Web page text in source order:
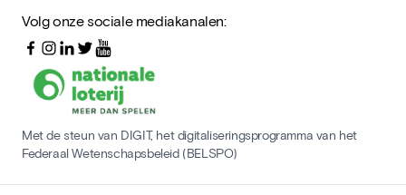
Volg onze sociale mediakanalen:
Met de steun van DIGIT, het digitaliseringsprogramma van het
Federaal Wetenschapsbeleid (BELSPO)